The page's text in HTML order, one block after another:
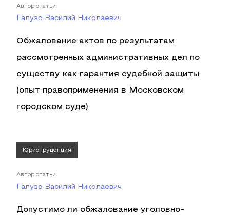
Автор статьи
Галузо Василий Николаевич
Обжалование актов по результатам
рассмотренных административных дел по
существу как гарантия судебной защиты
(опыт правоприменения в Московском
городском суде)
Юриспруденция
Автор статьи
Галузо Василий Николаевич
Допустимо ли обжалование уголовно-